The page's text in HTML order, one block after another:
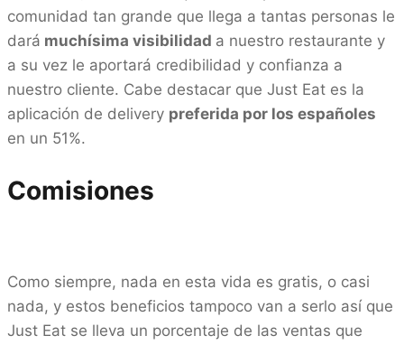
comunidad tan grande que llega a tantas personas le
dará muchísima visibilidad a nuestro restaurante y
a su vez le aportará credibilidad y confianza a
nuestro cliente. Cabe destacar que Just Eat es la
aplicación de delivery preferida por los españoles
en un 51%.
Comisiones
Como siempre, nada en esta vida es gratis, o casi
nada, y estos beneficios tampoco van a serlo así que
Just Eat se lleva un porcentaje de las ventas que